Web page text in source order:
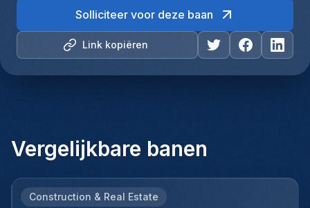
Link kopiëren
Solliciteer voor deze baan
Vergelijkbare banen
Construction & Real Estate